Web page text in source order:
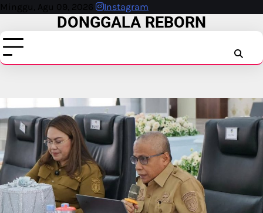
Skip
content
Minggu, Agu 09, 2026 Instagram
DONGGALA REBORN